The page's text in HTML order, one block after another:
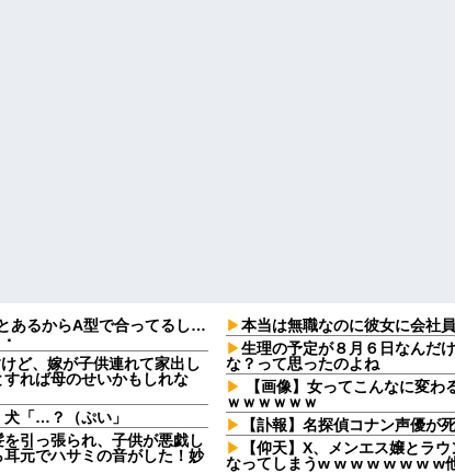
あるからA型で合ってるし…
ど、嫁が子供連れて家出し
れば母のせいかもしれな
「…？（ぷい」
引っ張られ、子供が悪戯し
元でハサミの音がした！妙
本当は無職なのに彼女に会社
生理の予定が８月６日なんだ
な？って思ったのよね
【画像】女ってこんなに変わ
ｗｗｗｗｗｗ
【訃報】名探偵コナン声優が
【仰天】X、メンエス嬢とラ
なってしまうw w w w w w w w